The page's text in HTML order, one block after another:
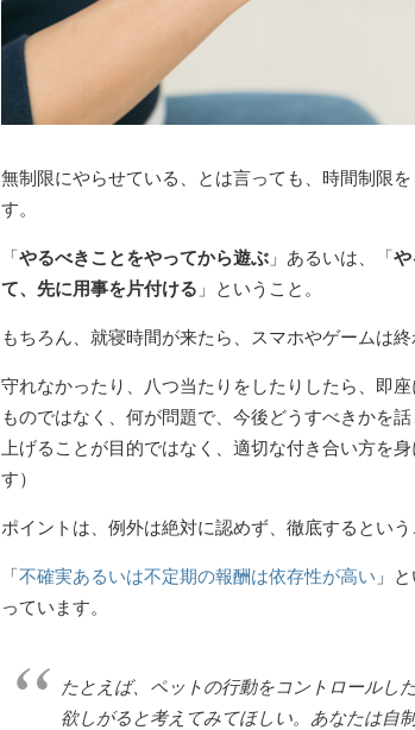
無制限にやらせている、とは言っても、時間制限
す。
「やるべきことをやってから遊ぶ 」あるいは、「や
て、先に用事を片付ける 」ということ。
もちろん、就寝時間が来たら、スマホやゲームは終
守れなかったり、八つ当たりをしたりしたら、即
ものではなく、何が問題で、今後どうすべきかを
上げることが目的ではなく、適切な付き合い方を
す）
ポイントは、例外は絶対に認めず、徹底するという
「不確実あるいは不定期の報酬は依存性が高い 」
っています。
たとえば、ペットの行動をコントロールし
欲しがると考えてみてほしい。あなたは自